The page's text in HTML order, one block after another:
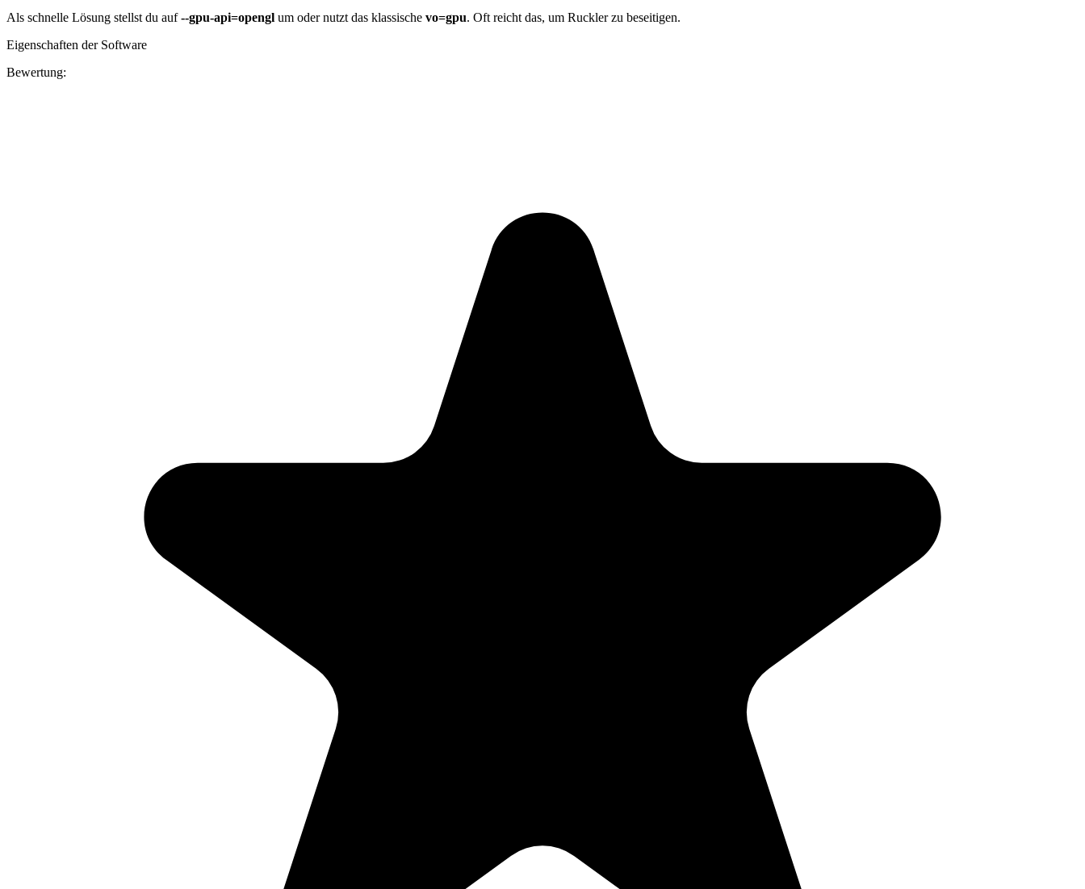
Als schnelle Lösung stellst du auf--gpu-api=opengl um oder nutzt das klassische vo=gpu. Oft reicht das, um Ruckler zu beseitigen.
Eigenschaften der Software
Bewertung: